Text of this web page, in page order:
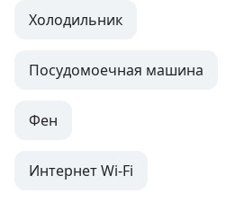
Холодильник
Посудомоечная машина
Фен
Интернет Wi-Fi